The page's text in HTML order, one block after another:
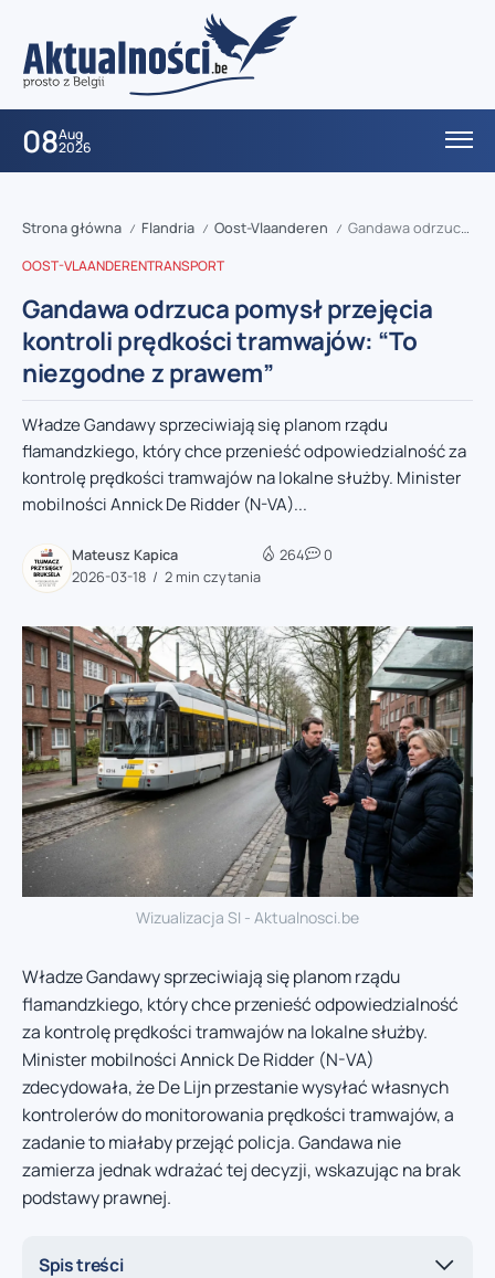
08Aug
2026
Strona główna / Flandria / Oost-Vlaanderen / Gandawa odrzuca pomysł przejęcia kontroli prędkości tramwajów: “To niezgodne z prawem”
OOST-VLAANDERENTRANSPORT
Gandawa odrzuca pomysł przejęcia
kontroli prędkości tramwajów: “To
niezgodne z prawem”
Władze Gandawy sprzeciwiają się planom rządu
flamandzkiego, który chce przenieść odpowiedzialność za
kontrolę prędkości tramwajów na lokalne służby. Minister
mobilności Annick De Ridder (N-VA)...
Mateusz Kapica
2026-03-18
2 min czytania
264 0
Wizualizacja SI - Aktualnosci.be
Władze Gandawy sprzeciwiają się planom rządu
flamandzkiego, który chce przenieść odpowiedzialność
za kontrolę prędkości tramwajów na lokalne służby.
Minister mobilności Annick De Ridder (N-VA)
zdecydowała, że De Lijn przestanie wysyłać własnych
kontrolerów do monitorowania prędkości tramwajów, a
zadanie to miałaby przejąć policja. Gandawa nie
zamierza jednak wdrażać tej decyzji, wskazując na brak
podstawy prawnej.
Spis treści